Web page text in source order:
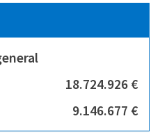
18.724.926 €
9.146.677 €